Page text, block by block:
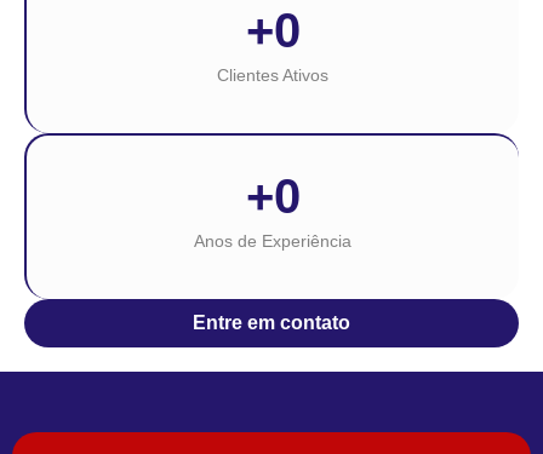
Clientes Ativos
+0
Anos de Experiência
+0
Entre em contato